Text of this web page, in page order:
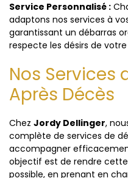
Service Personnalisé :
adaptons nos services à
garantissant un débarras
respecte les désirs de
Nos Services
Après Décès
Chez Jordy Dellinger,
complète de services de
accompagner
objectif est de rendre
possible, en prenant en